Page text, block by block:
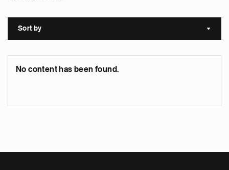
Sort by Sort
No content has been found.